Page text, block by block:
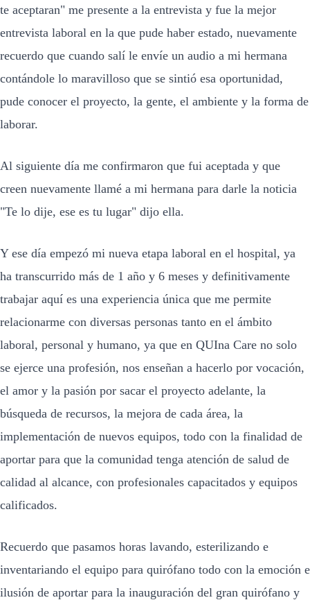
te aceptaran" me presente a la entrevista y fue la mejor
entrevista laboral en la que pude haber estado, nuevamente
recuerdo que cuando salí le envíe un audio a mi hermana
contándole lo maravilloso que se sintió esa oportunidad,
pude conocer el proyecto, la gente, el ambiente y la forma de
laborar.
Al siguiente día me confirmaron que fui aceptada y que
creen nuevamente llamé a mi hermana para darle la noticia
"Te lo dije, ese es tu lugar" dijo ella.
Y ese día empezó mi nueva etapa laboral en el hospital, ya
ha transcurrido más de 1 año y 6 meses y definitivamente
trabajar aquí es una experiencia única que me permite
relacionarme con diversas personas tanto en el ámbito
laboral, personal y humano, ya que en QUIna Care no solo
se ejerce una profesión, nos enseñan a hacerlo por vocación,
el amor y la pasión por sacar el proyecto adelante, la
búsqueda de recursos, la mejora de cada área, la
implementación de nuevos equipos, todo con la finalidad de
aportar para que la comunidad tenga atención de salud de
calidad al alcance, con profesionales capacitados y equipos
calificados.
Recuerdo que pasamos horas lavando, esterilizando e
inventariando el equipo para quirófano todo con la emoción e
ilusión de aportar para la inauguración del gran quirófano y